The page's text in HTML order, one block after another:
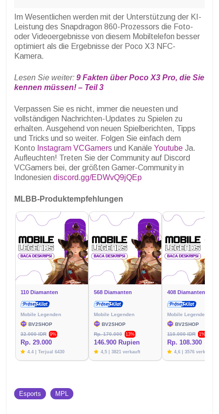
Im Wesentlichen werden mit der Unterstützung der KI-
Leistung des Snapdragon 860-Prozessors die Foto-
oder Videoergebnisse von diesem Mobiltelefon besser
optimiert als die Ergebnisse der Poco X3 NFC-
Kamera.
Lesen Sie weiter: 9 Fakten über Poco X3 Pro, die Sie
kennen müssen! – Teil 3
Verpassen Sie es nicht, immer die neuesten und
vollständigen Nachrichten-Updates zu Spielen zu
erhalten. Ausgehend von neuen Spielberichten, Tipps
und Tricks und so weiter. Folgen Sie einfach dem
Konto Instagram VCGamers und Kanäle Youtube Ja.
Aufleuchten! Treten Sie der Community auf Discord
VCGamers bei, der größten Gamer-Community in
Indonesien discord.gg/EDWvQ9jQEp
MLBB-Produktempfehlungen
110 Diamanten
Mobile Legenden
BV2SHOP
32.000 IDR
9%
Rp. 29.000
4.4 | Terjual 6430
568 Diamanten
Mobile Legenden
BV2SHOP
Rp. 170.000
13%
146.900 Rupien
4,5 | 3821 verkauft
408 Diamanten
Mobile Legenden
BV2SHOP
110.000 IDR
1%
Rp. 108.300
4,6 | 3576 verkauft
Esports MPL